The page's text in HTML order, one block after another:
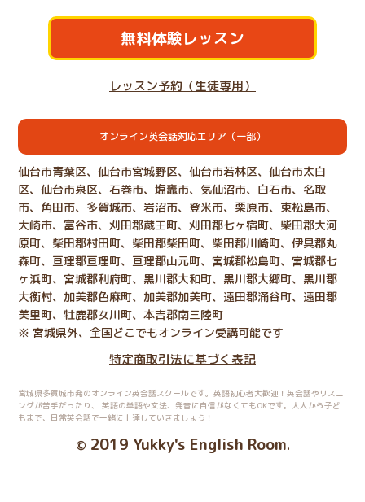
無料体験レッスン
レッスン予約（生徒専用）
オンライン英会話対応エリア（一部）
仙台市青葉区、仙台市宮城野区、仙台市若林区、仙台市太白
区、仙台市泉区、石巻市、塩竈市、気仙沼市、白石市、名取
市、角田市、多賀城市、岩沼市、登米市、栗原市、東松島市、
大崎市、富谷市、刈田郡蔵王町、刈田郡七ヶ宿町、柴田郡大河
原町、柴田郡村田町、柴田郡柴田町、柴田郡川崎町、伊具郡丸
森町、亘理郡亘理町、亘理郡山元町、宮城郡松島町、宮城郡七
ヶ浜町、宮城郡利府町、黒川郡大和町、黒川郡大郷町、黒川郡
大衡村、加美郡色麻町、加美郡加美町、遠田郡涌谷町、遠田郡
美里町、牡鹿郡女川町、本吉郡南三陸町
※ 宮城県外、全国どこでもオンライン受講可能です
特定商取引法に基づく表記
宮城県多賀城市発のオンライン英会話スクールです。英語初心者大歓迎！英会話やリスニ
ングが苦手だったり、
英語の単語や文法、発音に自信がなくてもOKです。大人から子ど
もまで、日常英会話で一緒に上達していきましょう！
© 2019 Yukky's English Room.